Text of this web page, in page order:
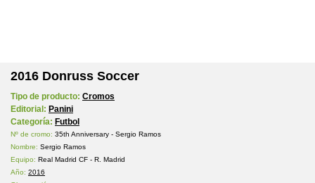
2016 Donruss Soccer
Tipo de producto: Cromos
Editorial: Panini
Categoría: Futbol
Nº de cromo: 35th Anniversary - Sergio Ramos
Nombre: Sergio Ramos
Equipo: Real Madrid CF - R. Madrid
Año: 2016